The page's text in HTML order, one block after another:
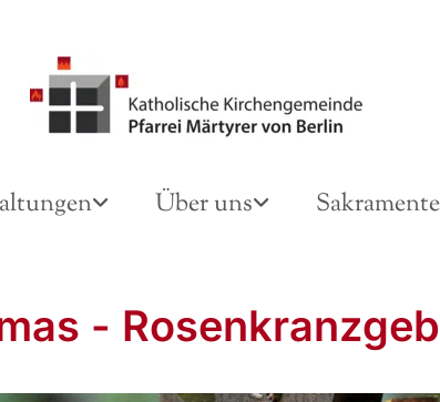
Über uns Sakramente
-